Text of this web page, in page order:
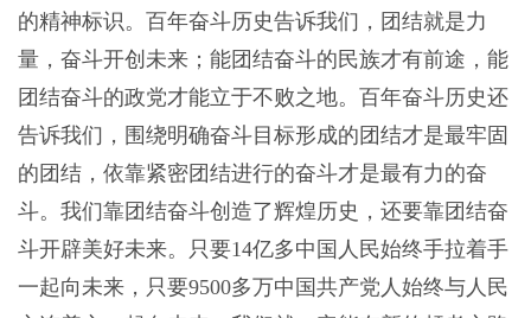
的精神标识。百年奋斗历史告诉我们，团结就是力
量，奋斗开创未来；能团结奋斗的民族才有前途，能
团结奋斗的政党才能立于不败之地。百年奋斗历史还
告诉我们，围绕明确奋斗目标形成的团结才是最牢固
的团结，依靠紧密团结进行的奋斗才是最有力的奋
斗。我们靠团结奋斗创造了辉煌历史，还要靠团结奋
斗开辟美好未来。只要14亿多中国人民始终手拉着手
一起向未来，只要9500多万中国共产党人始终与人民